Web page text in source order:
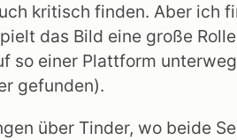
kritisch finden. Aber
das Bild eine große
so einer Plattform
gefunden).
über Tinder, wo beide